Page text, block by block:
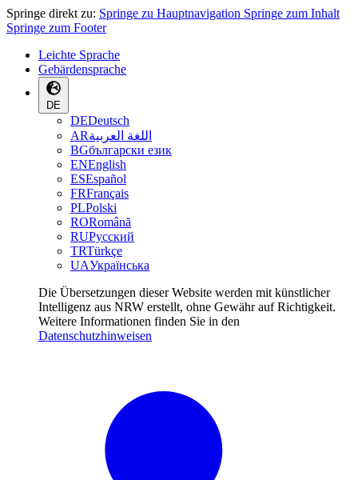
Springe direkt zu: Springe zu Hauptnavigation Springe zum Inhalt
Springe zum Footer
Leichte Sprache
Gebärdensprache
DE
DEDeutsch
ARاللغة العربية
BGбългарски език
ENEnglish
ESEspañol
FRFrançais
PLPolski
RORomână
RUРусский
TRTürkçe
UAУкраїнська
Die Übersetzungen dieser Website werden mit künstlicher
Intelligenz aus NRW erstellt, ohne Gewähr auf Richtigkeit.
Weitere Informationen finden Sie in den
Datenschutzhinweisen